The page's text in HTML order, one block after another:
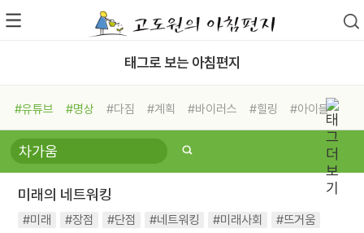
태그로 보는 아침편지
#유튜브 #명상 #다짐 #계획 #바이러스 #힐링
#아이들
#비전캠프
#독서캠프 #삶
#희망
#나눔 #친구 #링컨학교
#독서
#건강 #면역력
미래의 네트워킹
#미래 #장점 #단점 #네트워킹 #미래사회
#뜨거움